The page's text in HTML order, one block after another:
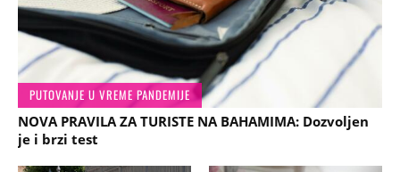
PUTOVANJE U VREME PANDEMIJE
NOVA PRAVILA ZA TURISTE NA BAHAMIMA: Dozvoljen
je i brzi test